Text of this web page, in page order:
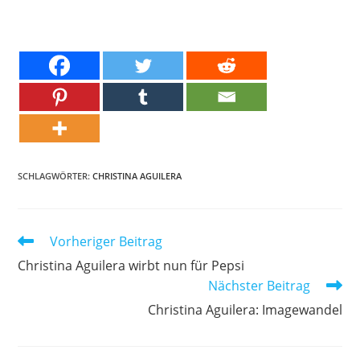
SCHLAGWÖRTER:CHRISTINA AGUILERA
Weitere
ansehen
Vorheriger Beitrag
Christina Aguilera wirbt nun für Pepsi
Nächster Beitrag
Christina Aguilera: Imagewandel